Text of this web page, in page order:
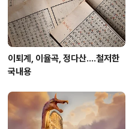
이퇴계, 이율곡, 정다산....철저한
국내용